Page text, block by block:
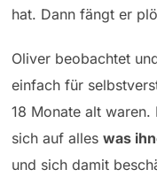
hat. Dann fängt er
Oliver beobachtet
einfach für
18 Monate alt
sich auf alles was
und sich damit